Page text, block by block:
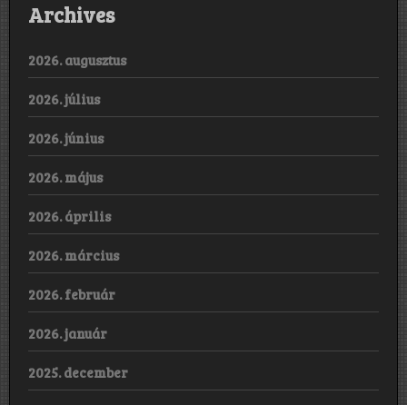
Archives
2026. augusztus
2026. július
2026. június
2026. május
2026. április
2026. március
2026. február
2026. január
2025. december